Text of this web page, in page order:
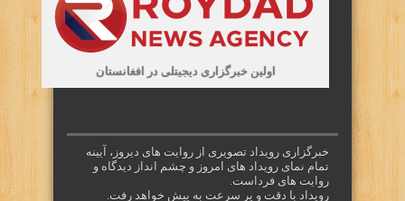
اولین خبرگزاری دیجیتلی در افغانستان
خبرگزاری رویداد تصویری از روایت های دیروز، آیینه
تمام نمای رویداد های امروز و چشم انداز دیدگاه و
روایت های فرداست.
رویداد با دقت و پر سرعت به پیش خواهد رفت.